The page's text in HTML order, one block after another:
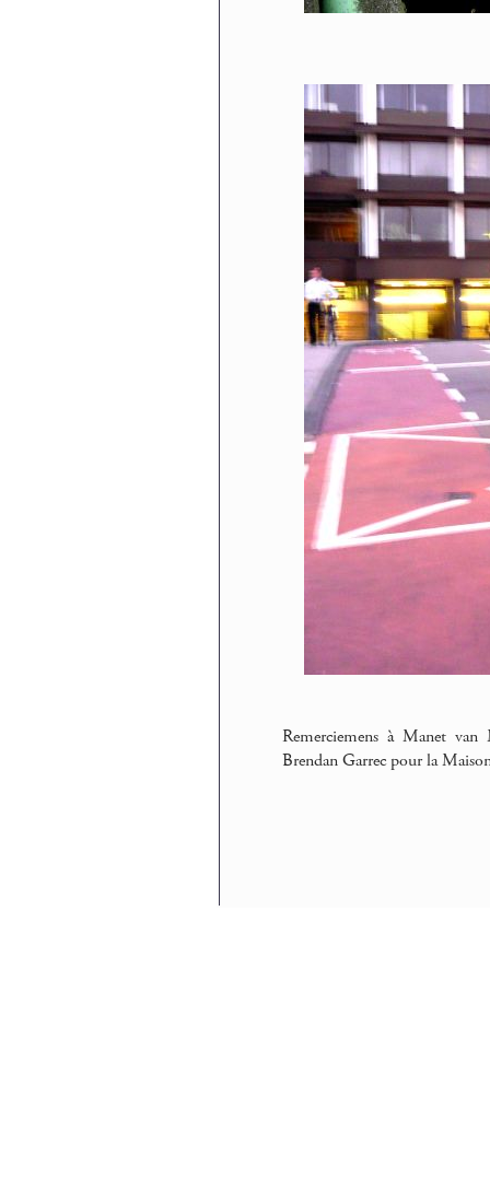
Remerciemens à Manet
Brendan Garrec pour la